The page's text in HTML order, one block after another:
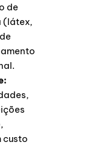
de
(látex,
custo